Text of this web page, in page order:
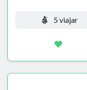
5 viajar